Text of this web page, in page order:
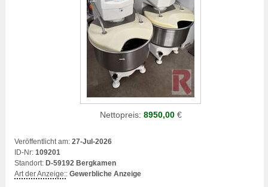
Nettopreis: 8950,00€
Veröffentlicht am: 27-Jul-2026
ID-Nr: 109201
Standort: D-59192 Bergkamen
Art der Anzeige:: Gewerbliche Anzeige